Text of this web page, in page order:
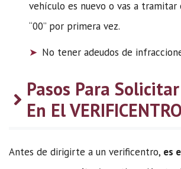
vehículo es nuevo o vas a tramitar
“00” por primera vez.
No tener adeudos de
Pasos Para
En El VERIFICENTRO
Antes de dirigirte a un verificentro, es